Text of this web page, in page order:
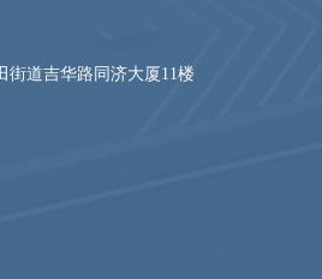
街道吉华路同济大厦11楼